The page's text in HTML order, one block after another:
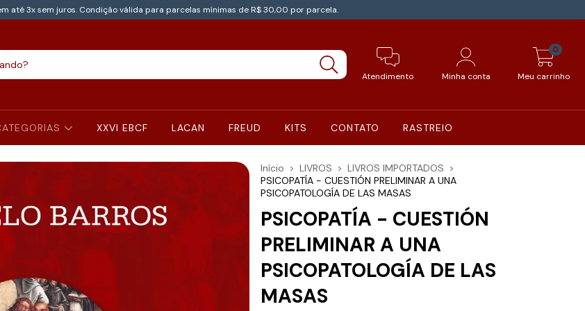
até 3x sem juros. Condição válida para parcelas mínimas de R$ 30,00 por parcela.
Atendimento Minha conta Meu carrinho
0
XXVI EBCF LACAN FREUD KITS CONTATO RASTREIO
Início > LIVROS > LIVROS IMPORTADOS >
PSICOPATÍA - CUESTIÓN PRELIMINAR A UNA
PSICOPATOLOGÍA DE LAS MASAS
PSICOPATÍA - CUESTIÓN
PRELIMINAR A UNA
PSICOPATOLOGÍA DE LAS
MASAS